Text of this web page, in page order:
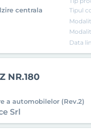
centrala
Tipul
Data
NR.180
a automobilelor (Rev.2)
Srl